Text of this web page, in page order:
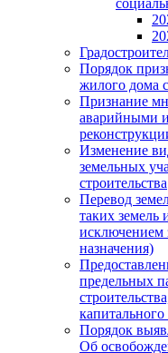
Порядок
жилого дома
Признание
аварийными
Изменение
земельных
строительства
Перевод
таких земель
исключением
назначения)
предельных
капитального
Порядок
Об